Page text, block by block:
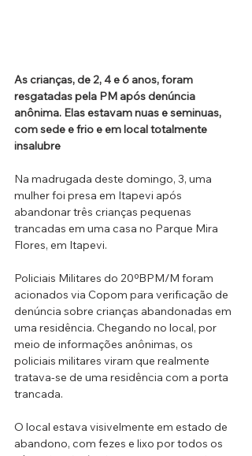
As crianças, de 2, 4 e 6 anos, foram
resgatadas pela PM após denúncia
anônima. Elas estavam nuas e seminuas,
com sede e frio e em local totalmente
insalubre
Na madrugada deste domingo, 3, uma
mulher foi presa em Itapevi após
abandonar três crianças pequenas
trancadas em uma casa no Parque Mira
Flores, em Itapevi.
Policiais Militares do 20ºBPM/M foram
acionados via Copom para verificação de
denúncia sobre crianças abandonadas em
uma residência. Chegando no local, por
meio de informações anônimas, os
policiais militares viram que realmente
tratava-se de uma residência com a porta
trancada.
O local estava visivelmente em estado de
abandono, com fezes e lixo por todos os